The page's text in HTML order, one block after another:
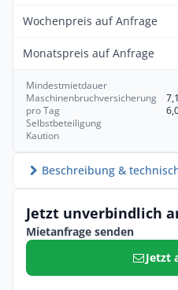
Wochenpreis auf Anfrage
Monatspreis auf Anfrage
Mindestmietdauer
Maschinenbruchversicherung
pro Tag
Selbstbeteiligung
Kaution
Beschreibung &
Jetzt unverbindlich
Mietanfrage senden
Jetzt